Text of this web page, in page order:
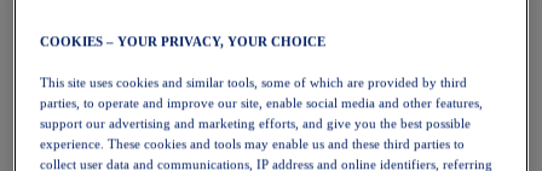
Løping
Terrengløping
Tennis
Volleyball
Håndball
Padel
Netball
COOKIES – YOUR PRIVACY, YOUR CHOICE
This site uses cookies and similar tools, some of which are provided by third
parties, to operate and improve our site, enable social media and other features,
support our advertising and marketing efforts, and give you the best possible
experience. These cookies and tools may enable us and these third parties to
collect user data and communications, IP address and online identifiers, referring